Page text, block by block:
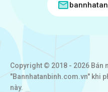
Copyright © 2018 - 2026 Bán
"Bannhatanbinh.com.vn" khi
này.